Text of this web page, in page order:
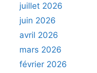
juillet 2026
juin 2026
avril 2026
mars 2026
février 2026